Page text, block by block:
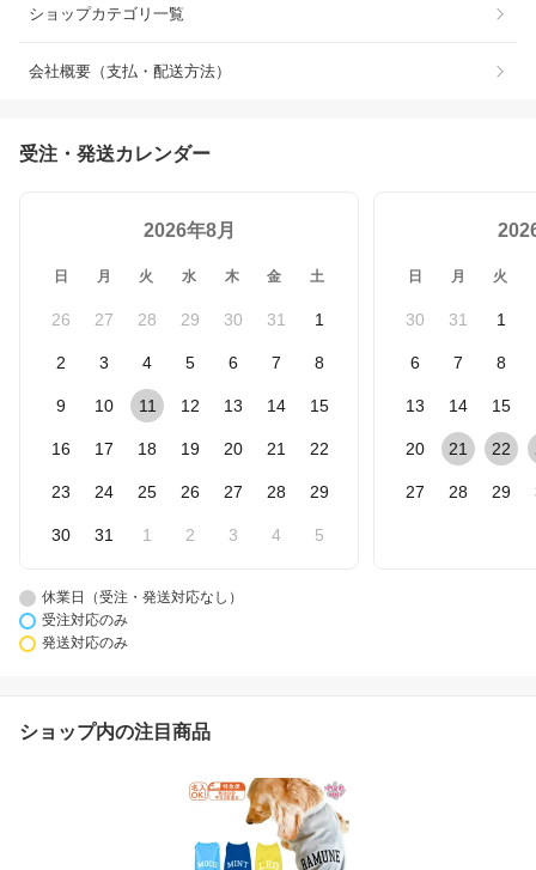
ショップカテゴリ一覧
会社概要（支払・配送方法）
受注・発送カレンダー
2026年8月
日 月 火 水 木 金 土
26 27 28 29 30 31 1
2 3 4 5 6 7 8
9 10 11 12 13 14 15
16 17 18 19 20 21 22
23 24 25 26 27 28 29
30 31 1 2 3 4 5
日 月 火
30 31 1
6 7 8
13 14 15
20 21 22
27 28 29
休業日（受注・発送対応なし）
受注対応のみ
発送対応のみ
ショップ内の注目商品